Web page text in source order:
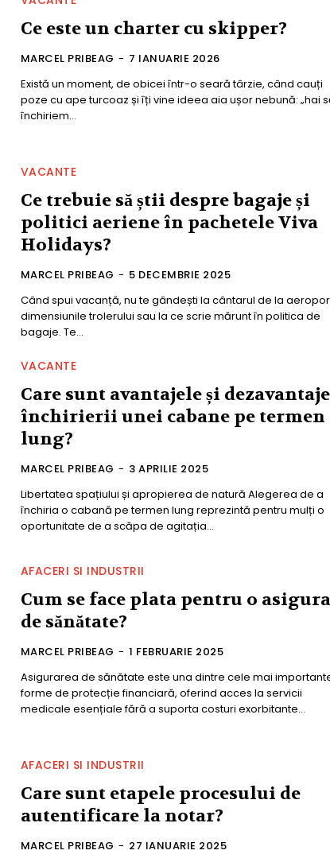
Ce este un charter cu skipper?
MARCEL PRIBEAG - 7 IANUARIE 2026
Există un moment, de obicei într-o seară târzie, când cauți
poze cu ape turcoaz și îți vine ideea aia ușor nebună: „hai
închiriem...
VACANTE
Ce trebuie să știi despre bagaje și
politici aeriene în pachetele Viva
Holidays?
MARCEL PRIBEAG - 5 DECEMBRIE 2025
Când spui vacanță, nu te gândești la cântarul de la
dimensiunile trolerului sau la ce scrie mărunt în politica de
bagaje. Te...
VACANTE
Care sunt avantajele și
închirierii unei cabane pe termen
lung?
MARCEL PRIBEAG - 3 APRILIE 2025
Libertatea spațiului și apropierea de natură Alegerea de a
închiria o cabană pe termen lung reprezintă pentru mulți o
oportunitate de a scăpa de agitația...
AFACERI SI INDUSTRII
Cum se face plata pentru o
de sănătate?
MARCEL PRIBEAG - 1 FEBRUARIE 2025
Asigurarea de sănătate este una dintre cele mai
forme de protecție financiară, oferind acces la servicii
medicale esențiale fără a suporta costuri exorbitante...
AFACERI SI INDUSTRII
Care sunt etapele procesului de
autentificare la notar?
MARCEL PRIBEAG - 27 IANUARIE 2025